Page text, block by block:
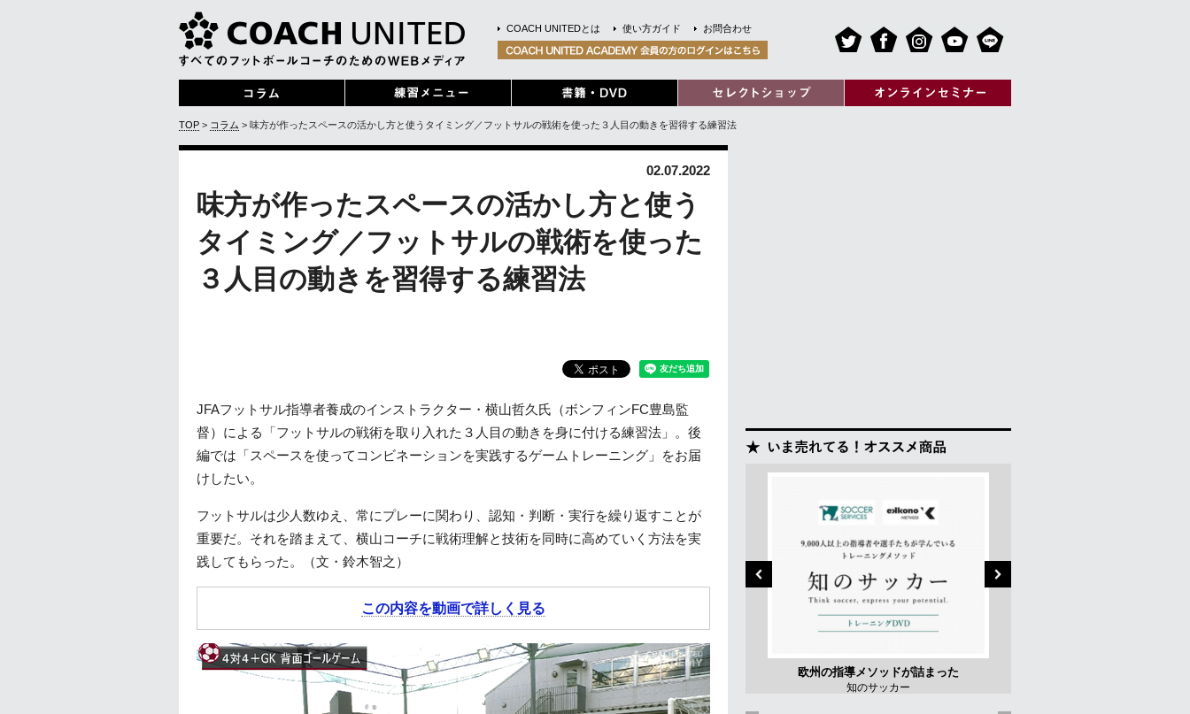
COACH UNITEDとは 使い方ガイド お問合わせ
TOP > コラム > 味方が作ったスペースの活かし方と使うタイミング／フットサルの戦術を使った３人目の動きを習得する練習法
02.07.2022
味方が作ったスペースの活かし方と使う
タイミング／フットサルの戦術を使った
３人目の動きを習得する練習法
JFAフットサル指導者養成のインストラクター・横山哲久氏（ボンフィンFC豊島監
督）による「フットサルの戦術を取り入れた３人目の動きを身に付ける練習法」。後
編では「スペースを使ってコンビネーションを実践するゲームトレーニング」をお届
けしたい。
フットサルは少人数ゆえ、常にプレーに関わり、認知・判断・実行を繰り返すことが
重要だ。それを踏まえて、横山コーチに戦術理解と技術を同時に高めていく方法を実
践してもらった。（文・鈴木智之）
この内容を動画で詳しく見る
チーム練習にも使える
テクダマ
欧州の指導メソッドが詰まった
知のサッカー